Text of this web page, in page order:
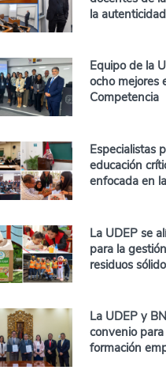
la autenticidad
Equipo de la
ocho mejores
Competencia
Especialistas
educación
enfocada en
La UDEP se
para la
residuos
La UDEP y
convenio
formación